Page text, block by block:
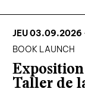
JEU 03.09.2026
BOOK LAUNCH
Taller de